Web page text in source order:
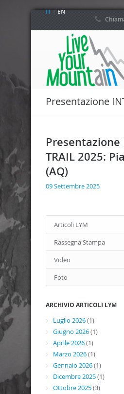
IT|EN
Presentazione
Presentazione
TRAIL 2025:
(AQ)
09 Settembre 2025
Articoli LYM
Rassegna Stampa
Video
Foto
ARCHIVIO ARTICOLI LYM
Luglio 2026(1)
Giugno 2026(1)
Aprile 2026(1)
Marzo 2026(1)
Gennaio 2026(1)
Dicembre 2025(1)
Ottobre 2025(3)